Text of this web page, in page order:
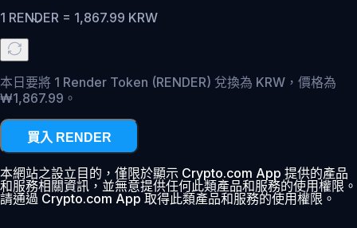
1 RENDER = 1,867.99 KRW
本日要將 1 Render Token (RENDER) 兌換為 KRW，價格為
₩1,867.99。
買入 RENDER
本網站之設立目的，僅限於顯示 Crypto.com App 提供的產品
和服務相關資訊，並無意提供任何此類產品和服務的使用權限。
請通過 Crypto.com App 取得此類產品和服務的使用權限。